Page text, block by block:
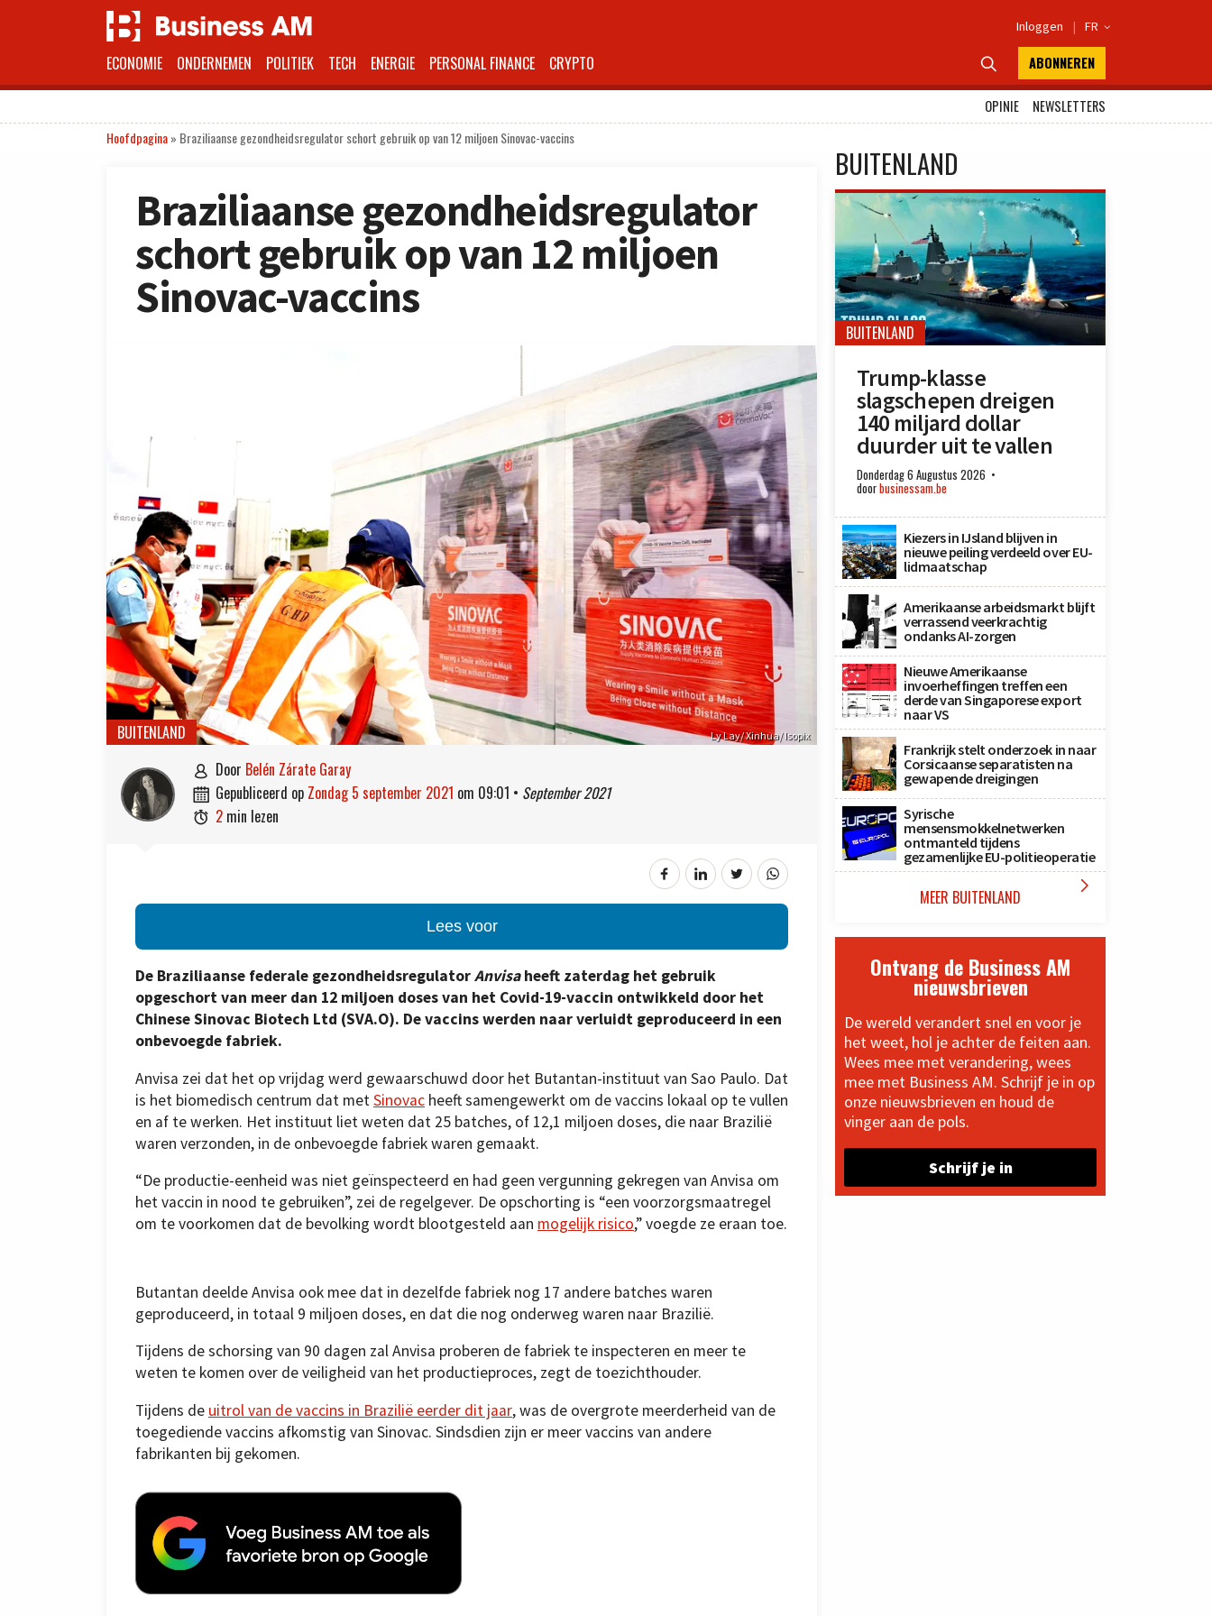
Inloggen | FR 
ECONOMIE ONDERNEMEN POLITIEK TECH ENERGIE PERSONAL FINANCE CRYPTO  ABONNEREN
OPINIE
NEWSLETTERS
Hoofdpagina» Braziliaanse gezondheidsregulator schort gebruik op van 12 miljoen Sinovac-vaccins
Braziliaanse gezondheidsregulator
schort gebruik op van 12 miljoen
Sinovac-vaccins
Ly Lay/ Xinhua/ Isopix
BUITENLAND
 door Belén Zárate Garay
 gepubliceerd op zondag 5 september 2021 om 09:01 • September 2021
 2 min lezen
Lees voor
De Braziliaanse federale gezondheidsregulatorAnvisaheeft zaterdag het gebruik
opgeschort van meer dan 12 miljoen doses van het Covid-19-vaccin ontwikkeld door het
Chinese Sinovac Biotech Ltd (SVA.O). De vaccins werden naar verluidt geproduceerd in een
onbevoegde fabriek.
Anvisa zei dat het op vrijdag werd gewaarschuwd door het Butantan-instituut van Sao Paulo. Dat
is het biomedisch centrum dat metSinovac heeft samengewerkt om de vaccins lokaal op te vullen
en af te werken. Het instituut liet weten dat 25 batches, of 12,1 miljoen doses, die naar Brazilië
waren verzonden, in de onbevoegde fabriek waren gemaakt.
“De productie-eenheid was niet geïnspecteerd en had geen vergunning gekregen van Anvisa om
het vaccin in nood te gebruiken”, zei de regelgever. De opschorting is “een voorzorgsmaatregel
om te voorkomen dat de bevolking wordt blootgesteld aan mogelijk risico,” voegde ze eraan toe.
Butantan deelde Anvisa ook mee dat in dezelfde fabriek nog 17 andere batches waren
geproduceerd, in totaal 9 miljoen doses, en dat die nog onderweg waren naar Brazilië.
Tijdens de schorsing van 90 dagen zal Anvisa proberen de fabriek te inspecteren en meer te
weten te komen over de veiligheid van het productieproces, zegt de toezichthouder.
Tijdens de uitrol van de vaccins in Brazilië eerder dit jaar, was de overgrote meerderheid van de
toegediende vaccins afkomstig van Sinovac. Sindsdien zijn er meer vaccins van andere
fabrikanten bij gekomen.
BUITENLAND
BUITENLAND
Trump-klasse
slagschepen dreigen
140 miljard dollar
duurder uit te vallen
Donderdag 6 Augustus 2026
doorbusinessam.be
Kiezers in IJsland blijven in
nieuwe peiling verdeeld over EU-
lidmaatschap
Amerikaanse arbeidsmarkt blijft
verrassend veerkrachtig
ondanks AI-zorgen
Nieuwe Amerikaanse
invoerheffingen treffen een
derde van Singaporese export
naar VS
Frankrijk stelt onderzoek in naar
Corsicaanse separatisten na
gewapende dreigingen
Syrische
mensensmokkelnetwerken
ontmanteld tijdens
gezamenlijke EU-politieoperatie
MEER BUITENLAND 
Ontvang de Business AM
nieuwsbrieven
De wereld verandert snel en voor je
het weet, hol je achter de feiten aan.
Wees mee met verandering, wees
mee met Business AM. Schrijf je in op
onze nieuwsbrieven en houd de
vinger aan de pols.
Schrijf je in